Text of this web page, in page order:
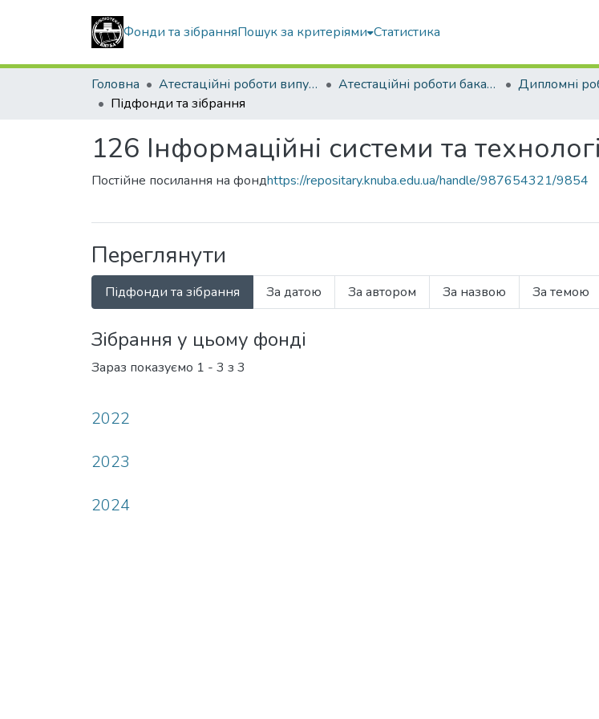
Фонди та зібранняПошук за критеріями Статистика
Головна Атестаційні роботи випускників Атестаційні роботи бакалаврів Дипломні
Підфонди та зібрання
126 Інформаційні системи та
Постійне посилання на фондhttps://repositary.knuba.edu.ua/handle/987654321/9854
Переглянути
Підфонди та зібрання За датою За автором За назвою За темою
Зібрання у цьому фонді
Зараз показуємо 1 - 3 з 3
2022
2023
2024